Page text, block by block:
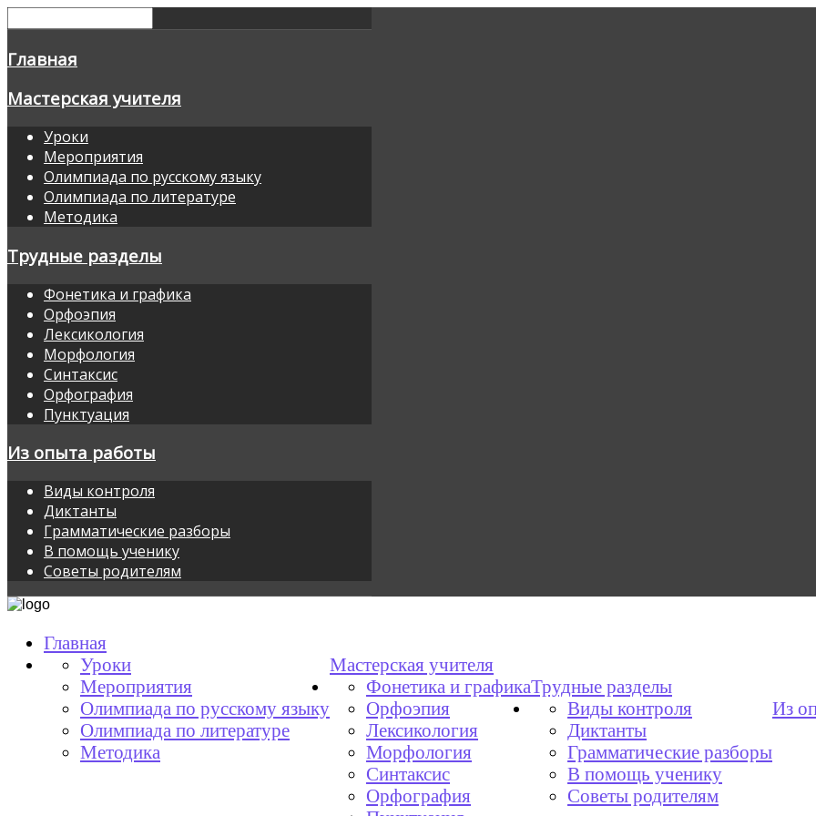
Главная
Мастерская учителя
Уроки
Мероприятия
Олимпиада по русскому языку
Олимпиада по литературе
Методика
Трудные разделы
Фонетика и графика
Орфоэпия
Лексикология
Морфология
Синтаксис
Орфография
Пунктуация
Из опыта работы
Виды контроля
Диктанты
Грамматические разборы
В помощь ученику
Советы родителям
Главная
Мастерская учителя
Уроки
Мероприятия
Олимпиада по русскому языку
Олимпиада по литературе
Методика
Трудные разделы
Фонетика и графика
Орфоэпия
Лексикология
Морфология
Синтаксис
Орфография
Из
Виды контроля
Диктанты
Грамматические разборы
В помощь ученику
Советы родителям